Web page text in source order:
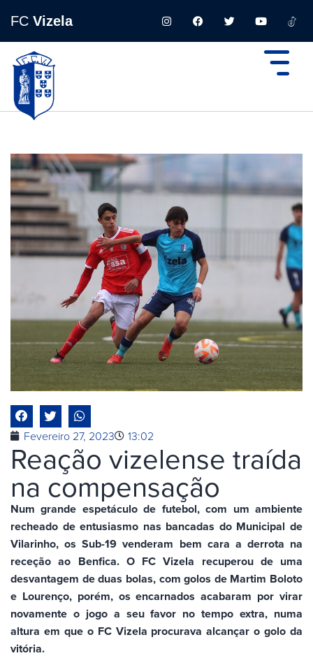
FC Vizela
Fevereiro 27, 2023 13:02
Reação vizelense traída
na compensação
Num grande espetáculo de futebol, com um ambiente
recheado de entusiasmo nas bancadas do Municipal de
Vilarinho, os Sub-19 venderam bem cara a derrota na
receção ao Benfica. O FC Vizela recuperou de uma
desvantagem de duas bolas, com golos de Martim Boloto
e Lourenço, porém, os encarnados acabaram por virar
novamente o jogo a seu favor no tempo extra, numa
altura em que o FC Vizela procurava alcançar o golo da
vitória.